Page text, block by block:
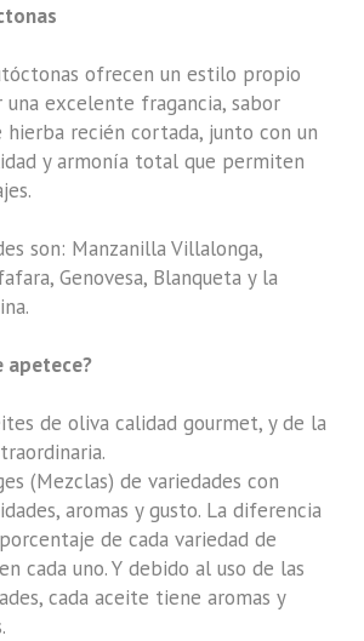
ofrecen un estilo propio
excelente fragancia, sabor
recién cortada, junto con un
y armonía total que permiten
son: Manzanilla Villalonga,
Genovesa, Blanqueta y la
apetece?
de oliva calidad gourmet, y de la
(Mezclas) de variedades con
aromas y gusto. La diferencia
de cada variedad de
cada uno. Y debido al uso de las
cada aceite tiene aromas y